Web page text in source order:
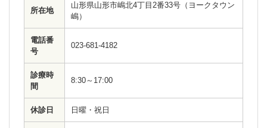
所在地
山形県山形市嶋北4丁目2番33号（ヨークタウン
嶋）
電話番
号
023-681-4182
診療時
間
8:30～17:00
休診日 日曜・祝日